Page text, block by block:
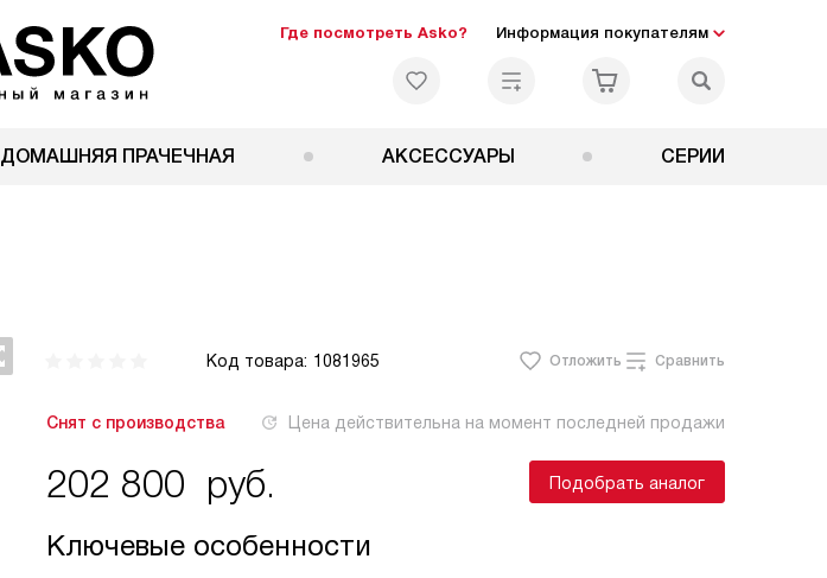
Где посмотреть Asko? Информация покупателям
ДОМАШНЯЯ ПРАЧЕЧНАЯ АКСЕССУАРЫ СЕРИИ
Код товара: 1081965 Отложить Сравнить
Снят с производства Цена действительна на момент последней продажи
202 800 руб. Подобрать аналог
Ключевые особенности